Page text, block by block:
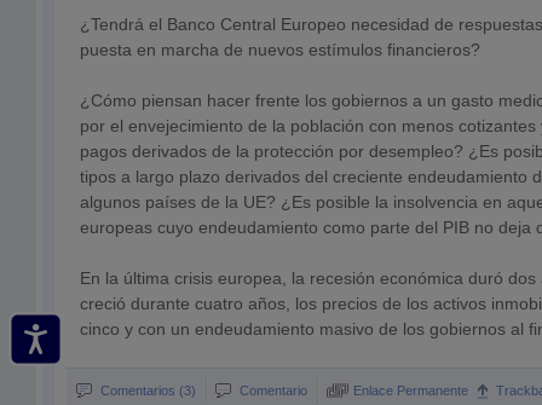
¿Tendrá el Banco Central Europeo necesidad de
puesta en marcha de nuevos estímulos financieros?
¿Cómo piensan hacer frente los gobiernos a un gasto
por el envejecimiento de la población con menos
pagos derivados de la protección por desempleo? ¿Es
tipos a largo plazo derivados del creciente endeudamiento
algunos países de la UE? ¿Es posible la insolvencia en
europeas cuyo endeudamiento como parte del PIB no deja
En la última crisis europea, la recesión económica duró
creció durante cuatro años, los precios de los activos
cinco y con un endeudamiento masivo de los gobiernos al
Comentarios (3) Comentario Enlace Permanente